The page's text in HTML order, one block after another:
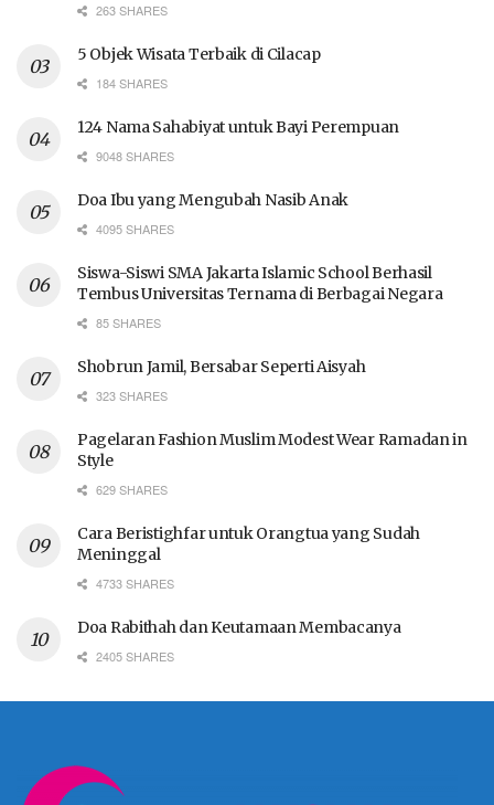
263 SHARES
5 Objek Wisata Terbaik di Cilacap
184 SHARES
124 Nama Sahabiyat untuk Bayi Perempuan
9048 SHARES
Doa Ibu yang Mengubah Nasib Anak
4095 SHARES
Siswa-Siswi SMA Jakarta Islamic School Berhasil
Tembus Universitas Ternama di Berbagai Negara
85 SHARES
Shobrun Jamil, Bersabar Seperti Aisyah
323 SHARES
Pagelaran Fashion Muslim Modest Wear Ramadan in
Style
629 SHARES
Cara Beristighfar untuk Orangtua yang Sudah
Meninggal
4733 SHARES
Doa Rabithah dan Keutamaan Membacanya
2405 SHARES